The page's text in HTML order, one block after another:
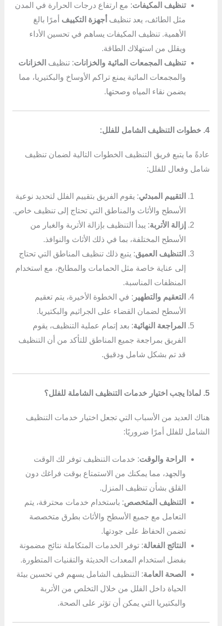
تنظيف المكيفات: مع ارتفاع درجات الحرارة في المدن
مثل الطائف، يعد تنظيف أجهزة التكييف أمرًا بالغ
الأهمية. تنظيف المكيفات يساهم في تحسين الأداء
ويقلل من استهلاك الطاقة.
تنظيف المجمعات المائية والخزانات: تنظيف الخزانات
والمجمعات المائية يمنع تراكم الأوساخ والبكتيريا، مما
يضمن نقاء المياه وصحتها.
4. خطوات التنظيف الشامل للفلل:
عادةً ما يتبع فريق التنظيف الخطوات التالية لضمان تنظيف
شامل وفعال للفلل:
التقييم المبدئي: يقوم الفريق بتقييم الفلل لتحديد نوعية
الأسطح والأثاث والمناطق التي تحتاج إلى تنظيف خاص.
إزالة الأتربة: يبدأ التنظيف بإزالة الأتربة والغبار من
الأسطح المختلفة، بما في ذلك الأثاث والنوافذ.
التنظيف العميق: يتبع ذلك تنظيف المناطق التي تحتاج
إلى عناية خاصة مثل الحمامات والمطابخ، مع استخدام
المنظفات المناسبة.
التعقيم والتطهير : في الخطوة الأخيرة، يتم تعقيم
الأسطح لضمان القضاء على الجراثيم والبكتيريا.
المراجعة النهائية: بعد إتمام عملية التنظيف، يقوم
الفريق بمراجعة جميع المناطق للتأكد من أن التنظيف
قد تم بشكل شامل ودقيق.
5. لماذا يجب اختيار خدمات التنظيف الشاملة للفلل؟
هناك العديد من الأسباب التي تجعل اختيار خدمات التنظيف
الشامل للفلل أمرًا ضروريًا:
الراحة والوقت: خدمات التنظيف توفر لك الوقت
والجهد، مما يمكنك من الاستمتاع بوقت فراغك دون
القلق بشأن تنظيف المنزل.
التنظيف المتخصص: باستخدام خدمات محترفة، يتم
التعامل مع جميع الأسطح والأثاث بطرق متخصصة
تضمن الحفاظ على جودتها.
النتائج الفعالة: توفر الخدمات المتكاملة نتائج مضمونة
بفضل استخدام المعدات الحديثة والتقنيات المتطورة.
الصحة العامة: التنظيف الشامل يسهم في تحسين بيئة
الحياة داخل الفلل من خلال التخلص من الأتربة
والبكتيريا التي يمكن أن تؤثر على الصحة.